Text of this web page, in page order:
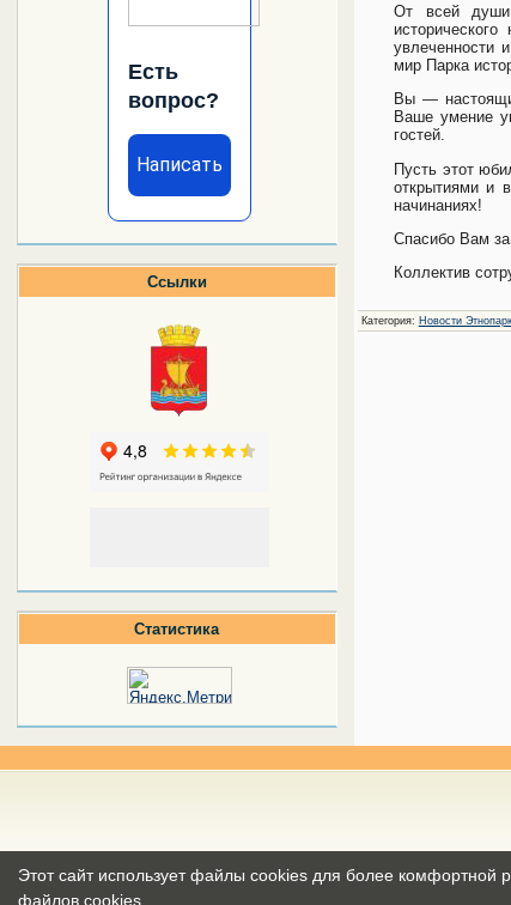
Есть
вопрос?
Написать
Ссылки
Статистика
От всей души
увлеченности
мир Парка
Вы —
Ваше умение
гостей.
Пусть этот
открытиями и
начинаниях!
Спасибо Вам
Коллектив
Категория: Новости
Этот сайт использует файлы cookies для более комфортной
файлов cookies